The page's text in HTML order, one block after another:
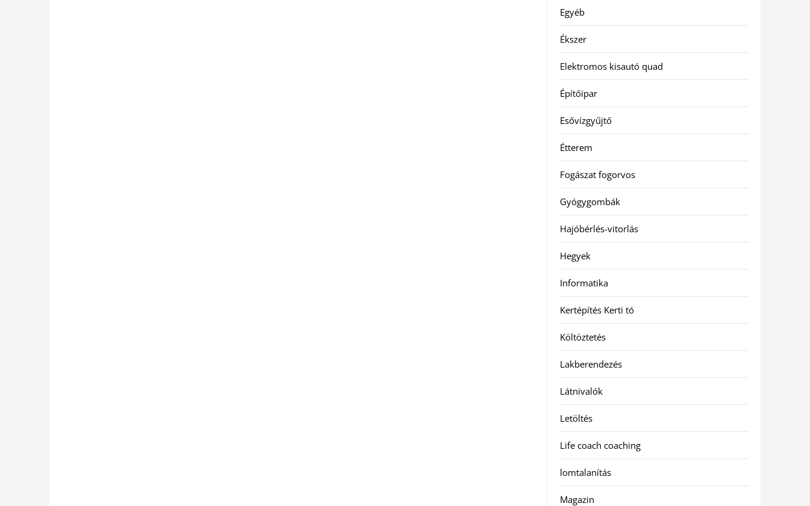
Egyéb
Ékszer
Elektromos kisautó quad
Építőipar
Esővízgyűjtő
Étterem
Fogászat fogorvos
Gyógygombák
Hajóbérlés-vitorlás
Hegyek
Informatika
Kertépítés Kerti tó
Költöztetés
Lakberendezés
Látnivalók
Letöltés
Life coach coaching
lomtalanítás
Magazin